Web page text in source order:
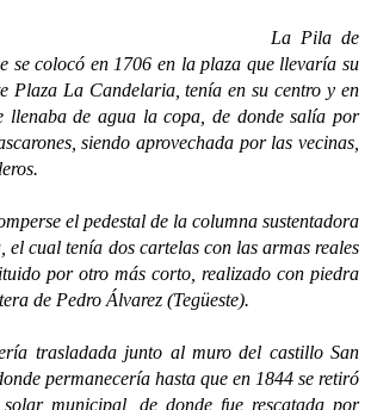
La Pila de
se colocó en 1706 en la plaza que llevaría su
Plaza La Candelaria, tenía en su centro y en
llenaba de agua la copa, de donde salía por
siendo aprovechada por las vecinas,
el pedestal de la columna sustentadora
el cual tenía dos cartelas con las armas reales
por otro más corto, realizado con piedra
de Pedro Álvarez (Tegüeste).
junto al muro del castillo San
permanecería hasta que en 1844 se retiró
municipal, de donde fue rescatada por